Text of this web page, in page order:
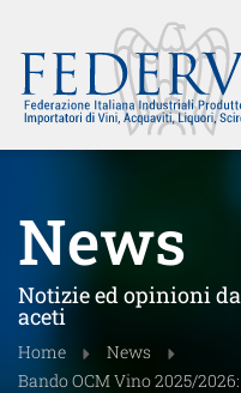
News
Notizie ed opinioni
aceti
Home
News
Bando OCM Vino 2025/